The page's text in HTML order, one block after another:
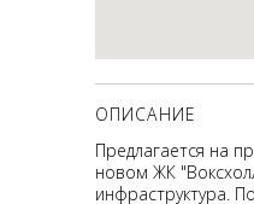
ОПИСАНИЕ
Предлагается на
новом ЖК
инфраструктура.